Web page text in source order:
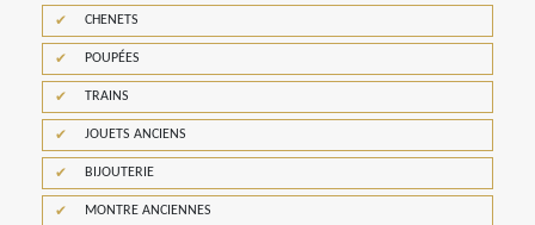
CHENETS
POUPÉES
TRAINS
JOUETS ANCIENS
BIJOUTERIE
MONTRE ANCIENNES